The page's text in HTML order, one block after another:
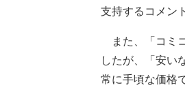
支持するコメン
また、「コミ
したが、「安い
常に手頃な価格